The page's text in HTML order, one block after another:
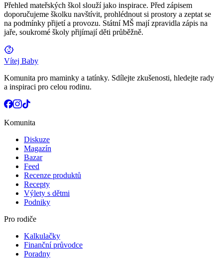
Přehled mateřských škol slouží jako inspirace. Před zápisem
doporučujeme školku navštívit, prohlédnout si prostory a zeptat se
na podmínky přijetí a provozu. Státní MŠ mají zpravidla zápis na
jaře, soukromé školy přijímají děti průběžně.
Vítej Baby
Komunita pro maminky a tatínky. Sdílejte zkušenosti, hledejte rady
a inspiraci pro celou rodinu.
Komunita
Diskuze
Magazín
Bazar
Feed
Recenze produktů
Recepty
Výlety s dětmi
Podniky
Pro rodiče
Kalkulačky
Finanční průvodce
Poradny